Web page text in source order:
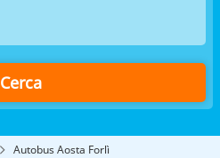
Cerca
Autobus Aosta Forlì